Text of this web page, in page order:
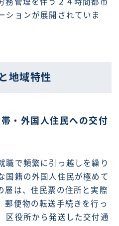
務管理を伴う２４時間都市
ションが展開されていま
地域特性
・外国人住民への交付
で頻繁に引っ越しを繰り
国籍の外国人住民が極めて
層は、住民票の住所と実際
郵便物の転送手続きを行っ
区役所から発送した交付通